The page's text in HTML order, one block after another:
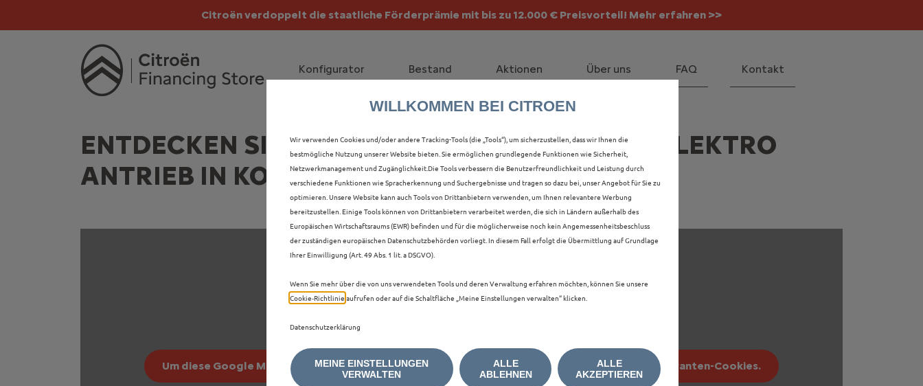
Citroën verdoppelt die staatliche Förderprämie mit bis zu 12.000 € Preisvorteil! Mehr erfahren >>
Citroën verdoppelt die Förderprämie - 3.000 € Grundförderung für jeden! Mehr erfahren >>
Konfigurator Bestand Aktionen Über uns FAQ Kontakt
ENTDECKEN SIE ALLE Ë-C4 X NEUWAGEN MIT ELEKTRO
ANTRIEB IN KONSTANZ
Um diese Google Maps-Karte anzuzeigen, akzeptieren Sie bitte die für Marketing/Werbung relevanten-Cookies.
WILLKOMMEN BEI CITROEN
Wir verwenden Cookies und/oder andere Tracking-Tools (die „Tools“), um sicherzustellen, dass wir Ihnen die
bestmögliche Nutzung unserer Website bieten. Sie ermöglichen grundlegende Funktionen wie Sicherheit,
Netzwerkmanagement und Zugänglichkeit.Die Tools verbessern die Benutzerfreundlichkeit und Leistung durch
verschiedene Funktionen wie Spracherkennung und Suchergebnisse und tragen so dazu bei, unser Angebot für Sie zu
optimieren. Unsere Website kann auch Tools von Drittanbietern verwenden, um Ihnen relevantere Werbung
bereitzustellen. Einige Tools können von Drittanbietern verarbeitet werden, die sich in Ländern außerhalb des
Europäischen Wirtschaftsraums (EWR) befinden und für die möglicherweise noch kein Angemessenheitsbeschluss
der zuständigen europäischen Datenschutzbehörden vorliegt. In diesem Fall erfolgt die Übermittlung auf Grundlage
Ihrer Einwilligung (Art. 49 Abs. 1 lit. a DSGVO).
Wenn Sie mehr über die von uns verwendeten Tools und deren Verwaltung erfahren möchten, können Sie unsere
Cookie‑Richtlinie aufrufen oder auf die Schaltfläche „Meine Einstellungen verwalten“ klicken.
Datenschutzerklärung
MEINE EINSTELLUNGEN
VERWALTEN
ALLE
AKZEPTIEREN
ALLE
ABLEHNEN